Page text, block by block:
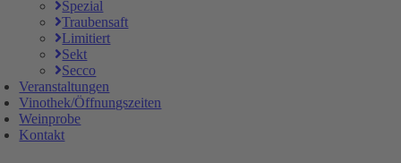
Spezial
Traubensaft
Limitiert
Sekt
Secco
Veranstaltungen
Vinothek/Öffnungszeiten
Weinprobe
Kontakt